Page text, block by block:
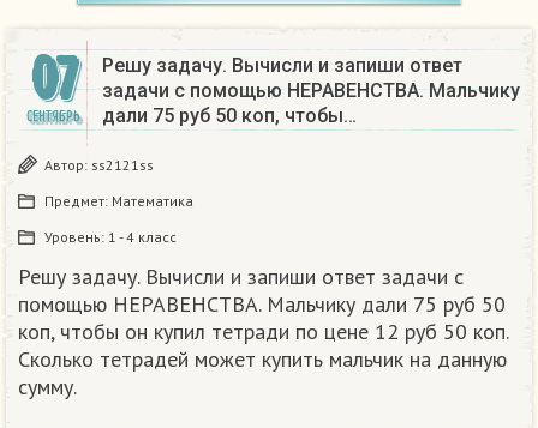
07
СЕНТЯБРЬ
Решу задачу. Вычисли и запиши ответ
задачи с помощью НЕРАВЕНСТВА. Мальчику
дали 75 руб 50 коп, чтобы…
Автор: ss2121ss
Предмет: Математика
Уровень: 1 - 4 класс
Решу задачу. Вычисли и запиши ответ задачи с
помощью НЕРАВЕНСТВА. Мальчику дали 75 руб 50
коп, чтобы он купил тетради по цене 12 руб 50 коп.
Сколько тетрадей может купить мальчик на данную
сумму.